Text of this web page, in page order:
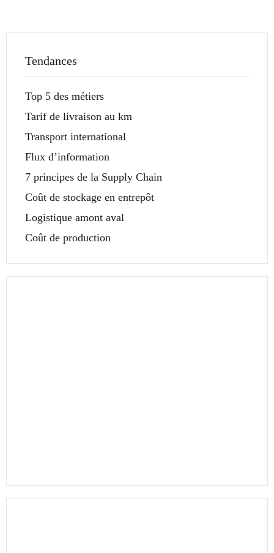
Tendances
Top 5 des métiers
Tarif de livraison au km
Transport international
Flux d’information
7 principes de la Supply Chain
Coût de stockage en entrepôt
Logistique amont aval
Coût de production